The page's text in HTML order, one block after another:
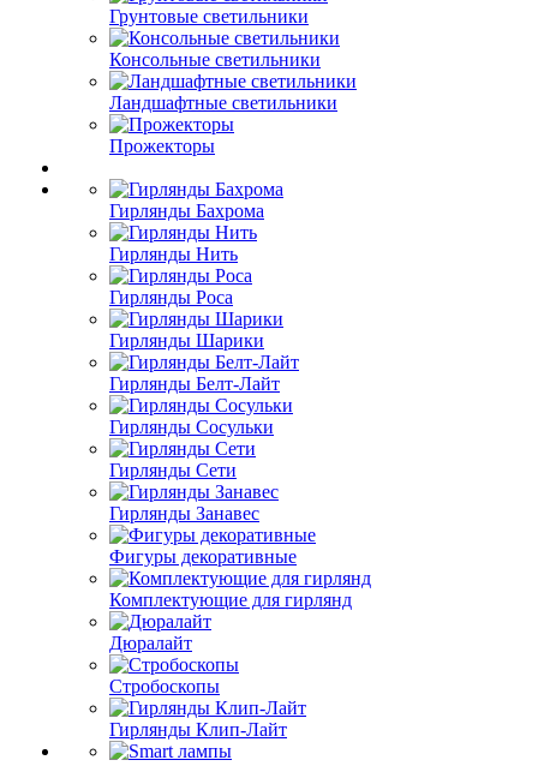
Грунтовые светильники
Консольные светильники
Ландшафтные светильники
Прожекторы
Гирлянды Бахрома
Гирлянды Нить
Гирлянды Роса
Гирлянды Шарики
Гирлянды Белт-Лайт
Гирлянды Сосульки
Гирлянды Сети
Гирлянды Занавес
Фигуры декоративные
Комплектующие для гирлянд
Дюралайт
Стробоскопы
Гирлянды Клип-Лайт